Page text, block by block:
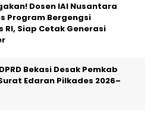
Dosen IAI Nusantara
Program Bergengsi
RI, Siap Cetak Generasi
Bekasi Desak Pemkab
Edaran Pilkades 2026–